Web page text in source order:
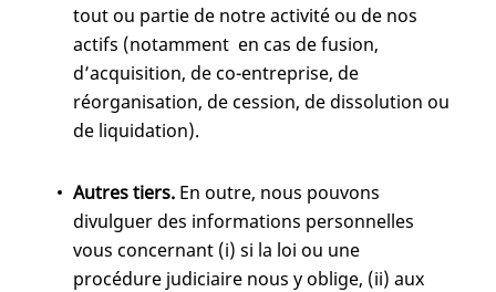
tout ou partie de notre activité ou de nos
actifs (notamment en cas de fusion,
d’acquisition, de co-entreprise, de
réorganisation, de cession, de dissolution ou
de liquidation).
Autres tiers. En outre, nous pouvons
divulguer des informations personnelles
vous concernant (i) si la loi ou une
procédure judiciaire nous y oblige, (ii) aux